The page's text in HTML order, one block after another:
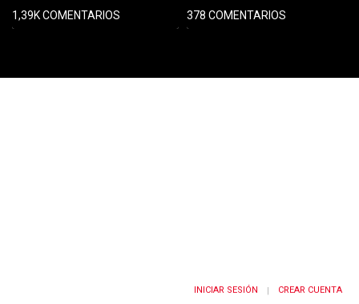
1,39K COMENTARIOS 378 COMENTARIOS
INICIAR SESIÓN | CREAR CUENTA